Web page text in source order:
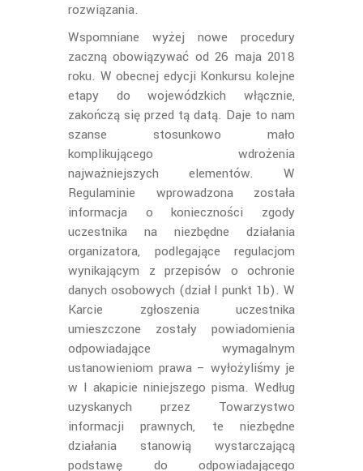
rozwiązania.
Wspomniane wyżej nowe procedury
zaczną obowiązywać od 26 maja 2018
roku. W obecnej edycji Konkursu kolejne
etapy do wojewódzkich włącznie,
zakończą się przed tą datą. Daje to nam
szanse stosunkowo mało
komplikującego wdrożenia
najważniejszych elementów. W
Regulaminie wprowadzona została
informacja o konieczności zgody
uczestnika na niezbędne działania
organizatora, podlegające regulacjom
wynikającym z przepisów o ochronie
danych osobowych (dział I punkt 1b). W
Karcie zgłoszenia uczestnika
umieszczone zostały powiadomienia
odpowiadające wymagalnym
ustanowieniom prawa – wyłożyliśmy je
w I akapicie niniejszego pisma. Według
uzyskanych przez Towarzystwo
informacji prawnych, te niezbędne
działania stanowią wystarczającą
podstawę do odpowiadającego